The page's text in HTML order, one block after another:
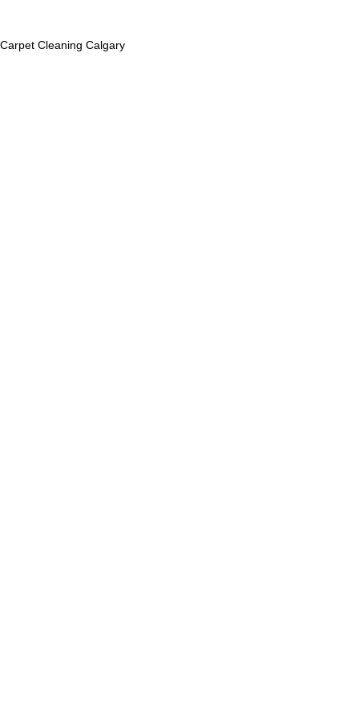
Carpet Cleaning Calgary